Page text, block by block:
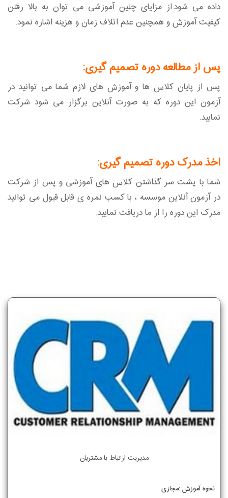
داده می شود.از مزایای چنین آموزشی می توان به بالا رفتن
کیفیت آموزش و همچنین عدم اتلاف زمان و هزینه اشاره نمود.
پس از مطالعه دوره تصمیم گیری:
پس از پایان کلاس ها و آموزش های لازم شما می توانید در
آزمون این دوره که به صورت آنلاین برگزار می شود شرکت
نمایید.
اخذ مدرک دوره تصمیم گیری:
شما با پشت سر گذاشتن کلاس های آموزشی و پس از شرکت
در آزمون آنلاین موسسه ، با کسب نمره ی قابل قبول می توانید
مدرک این دوره را از ما دریافت نمایید.
مدیریت ارتباط با مشتریان
نحوه آموزش :مجازی